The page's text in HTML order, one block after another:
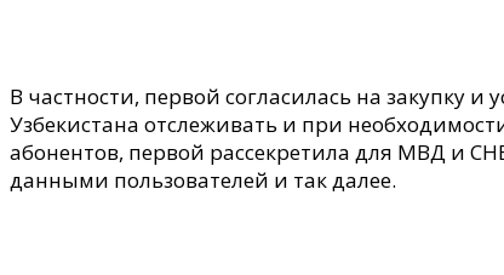
В частности, первой согласилась на закупку
Узбекистана отслеживать и при
абонентов, первой рассекретила для МВД и
данными пользователей и так далее.